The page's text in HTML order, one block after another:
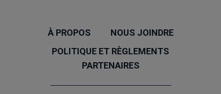
À PROPOS
NOUS JOINDRE
POLITIQUE ET RÈGLEMENTS
PARTENAIRES